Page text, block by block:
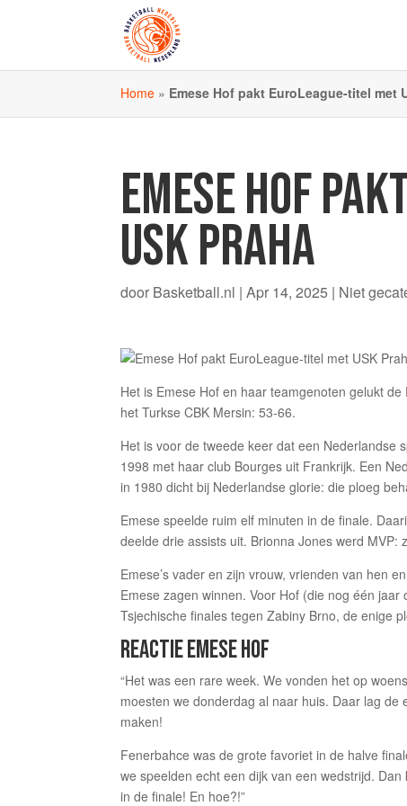
Home » Emese Hof pakt EuroLeague-titel met
EMESE HOF
USK PRAHA
door Basketball.nl |Apr 14, 2025 | Niet
Het is Emese Hof en haar teamgenoten gelukt
het Turkse CBK Mersin: 53-66.
Het is voor de tweede keer dat een Nederlandse
1998 met haar club Bourges uit Frankrijk. Een
in 1980 dicht bij Nederlandse glorie: die ploeg
Emese speelde ruim elf minuten in de finale.
deelde drie assists uit. Brionna Jones werd
Emese’s vader en zijn vrouw, vrienden van hen
Emese zagen winnen. Voor Hof (die nog één
Tsjechische finales tegen Zabiny Brno, de enige
REACTIE EMESE HOF
“Het was een rare week. We vonden het op
moesten we donderdag al naar huis. Daar lag
maken!
Fenerbahce was de grote favoriet in de halve
we speelden echt een dijk van een wedstrijd.
in de finale! En hoe?!”